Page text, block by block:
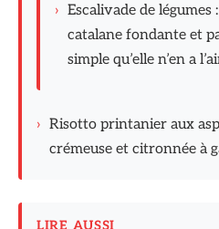
› Escalivade de
catalane fondante et
simple qu’elle n’en a
› Risotto printanier aux
crémeuse et citronnée à
LIRE AUSSI